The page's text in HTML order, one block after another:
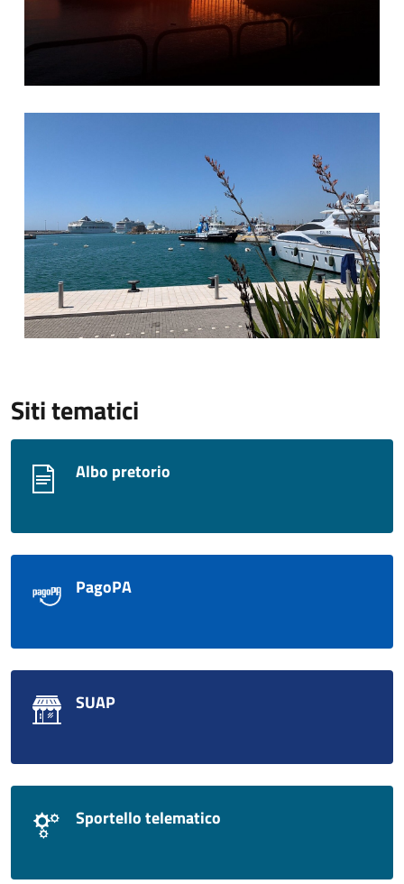
Siti tematici
Albo pretorio
PagoPA
SUAP
Sportello telematico